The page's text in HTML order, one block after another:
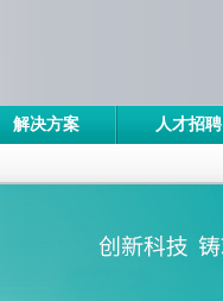
解决方案 人才招聘